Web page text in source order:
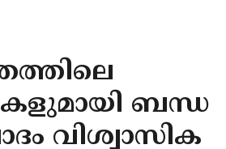
ബന്ധ
വിശ്വാസിക